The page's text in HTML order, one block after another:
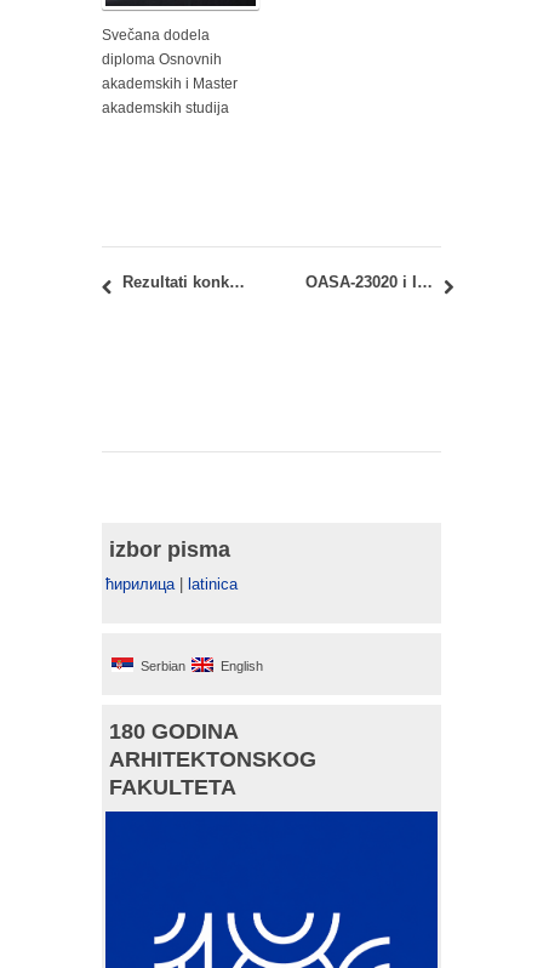
Svečana dodela
diploma Osnovnih
akademskih i Master
akademskih studija
Rezultati konkursa kompanije Stattwerk za idejno rešenje balkanskog eko-centra na Zelenom vencu OASA-23020 i IASA-23020 – Istorija arhitekture – Oblikovanje prostora i stila: izmene termina predavanja
izbor pisma
ћирилица latinica
Serbian English
180 GODINA
ARHITEKTONSKOG
FAKULTETA